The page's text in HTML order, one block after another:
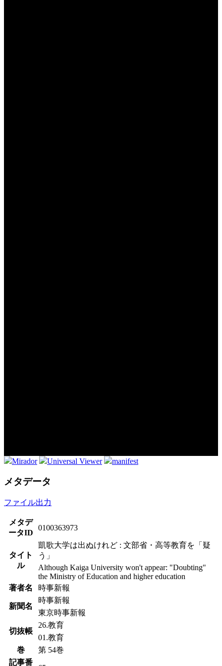
Mirador Universal Viewer manifest
メタデータ
ファイル出力
メタデ
ータID
0100363973
タイト
ル
凱歌大学は出ぬけれど : 文部省・高等教育を「疑
う」
Although Kaiga University won't appear: "Doubting"
the Ministry of Education and higher education
著者名
時事新報
新聞名
時事新報
東京時事新報
切抜帳
26.教育
01.教育
巻
第 54巻
記事番